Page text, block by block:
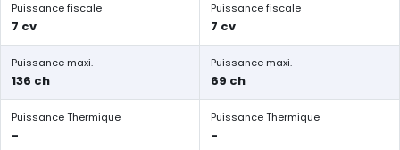
Puissance fiscale
7 cv
Puissance fiscale
7 cv
Puissance maxi.
136 ch
Puissance maxi.
69 ch
Puissance Thermique
-
Puissance Thermique
-